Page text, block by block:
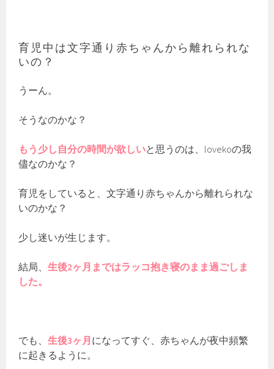
育児中は文字通り赤ちゃんから離れられな
いの？
うーん。
そうなのかな？
もう少し自分の時間が欲しいと思うのは、lovekoの我
儘なのかな？
育児をしていると、文字通り赤ちゃんから離れられな
いのかな？
少し迷いが生じます。
結局、生後2ヶ月まではラッコ抱き寝のまま過ごしま
した。
でも、生後3ヶ月 になってすぐ、赤ちゃんが夜中頻繁
に起きるように。